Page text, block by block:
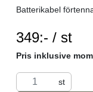
Batterikabel
349:- / stSEK
Pris inklusive
st